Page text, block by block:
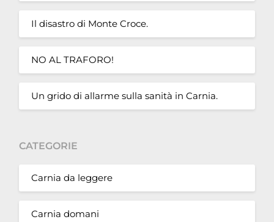
Il disastro di Monte Croce.
NO AL TRAFORO!
Un grido di allarme sulla sanità in Carnia.
CATEGORIE
Carnia da leggere
Carnia domani